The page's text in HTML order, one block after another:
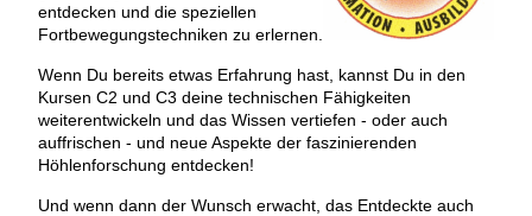
entdecken und die speziellen
Fortbewegungstechniken zu erlernen.
Wenn Du bereits etwas Erfahrung hast, kannst Du in den
Kursen C2 und C3 deine technischen Fähigkeiten
weiterentwickeln und das Wissen vertiefen - oder auch
auffrischen - und neue Aspekte der faszinierenden
Höhlenforschung entdecken!
Und wenn dann der Wunsch erwacht, das Entdeckte auch